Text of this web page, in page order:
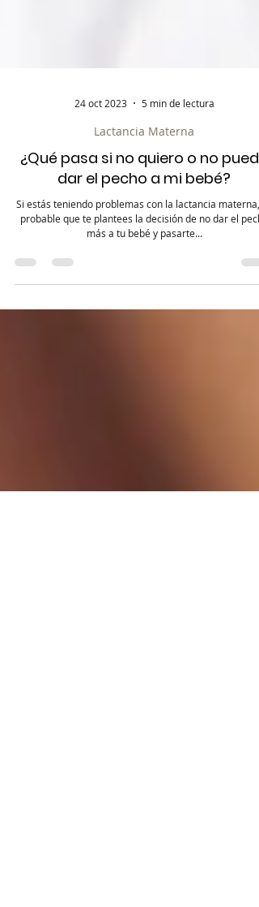
5 min de lectura
Lactancia Materna
¿Qué pasa si no quiero o no puedo
dar el pecho a mi bebé?
Si estás teniendo problemas con la lactancia materna,
probable que te plantees la decisión de no dar el